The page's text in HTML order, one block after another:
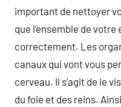
important de nettoyer
que l’ensemble de
correctement. Les
canaux qui vont vous
cerveau. Il s’agit de le
du foie et des reins.